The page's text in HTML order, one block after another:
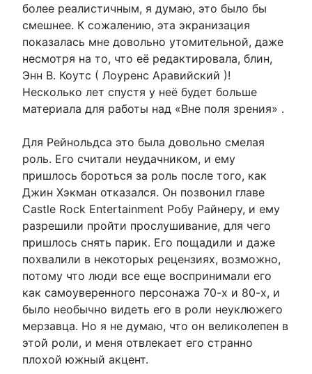
более реалистичным, я думаю, это было бы
смешнее. К сожалению, эта экранизация
показалась мне довольно утомительной, даже
несмотря на то, что её редактировала, блин,
Энн В. Коутс ( Лоуренс Аравийский )!
Несколько лет спустя у неё будет больше
материала для работы над «Вне поля зрения» .
Для Рейнольдса это была довольно смелая
роль. Его считали неудачником, и ему
пришлось бороться за роль после того, как
Джин Хэкман отказался. Он позвонил главе
Castle Rock Entertainment Робу Райнеру, и ему
разрешили пройти прослушивание, для чего
пришлось снять парик. Его пощадили и даже
похвалили в некоторых рецензиях, возможно,
потому что люди все еще воспринимали его
как самоуверенного персонажа 70-х и 80-х, и
было необычно видеть его в роли неуклюжего
мерзавца. Но я не думаю, что он великолепен в
этой роли, и меня отвлекает его странно
плохой южный акцент.